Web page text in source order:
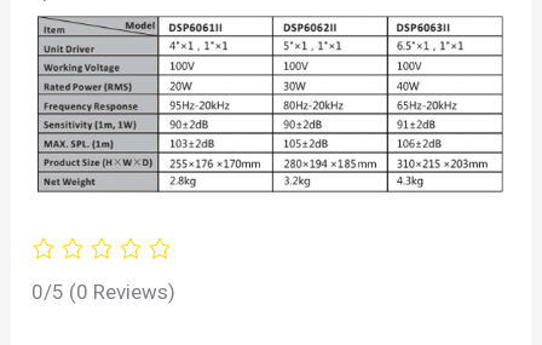
0/5 (0 Reviews)